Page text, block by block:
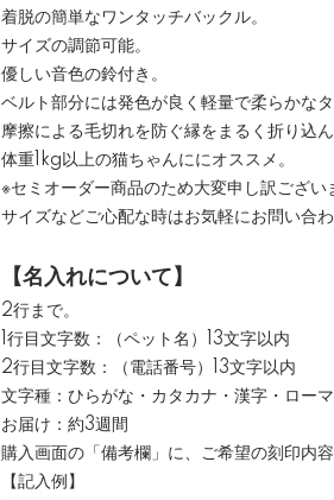
着脱の簡単なワンタッチバックル。
サイズの調節可能。
優しい音色の鈴付き。
ベルト部分には発色が良く軽量で柔らかな
摩擦による毛切れを防ぐ縁をまるく折り込ん
体重1kg以上の猫ちゃんににオススメ。
※セミオーダー商品のため大変申し訳ござい
サイズなどご心配な時はお気軽にお問い合わ
【名入れについて】
2行まで。
1行目文字数：（ペット名）13文字以内
2行目文字数：（電話番号）13文字以内
文字種：ひらがな・カタカナ・漢字・ロー
お届け：約3週間
購入画面の「備考欄」に、ご希望の刻印内容
【記入例】